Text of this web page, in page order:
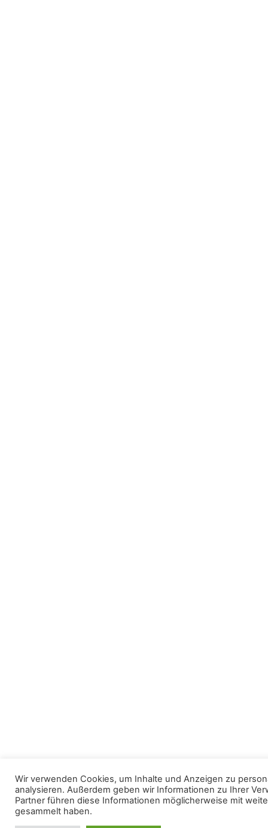
Wir verwenden Cookies, um Inhalte und Anzeigen zu
analysieren. Außerdem geben wir Informationen zu Ihrer
Partner führen diese Informationen möglicherweise mit
gesammelt haben.